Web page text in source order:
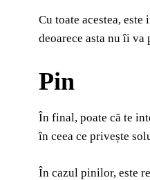
Cu toate acestea,
deoarece asta nu îi va
Pin
În final, poate că te
în ceea ce privește
În cazul pinilor, este